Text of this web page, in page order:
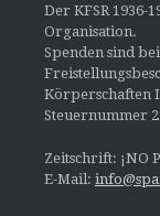
Der KFSR 1936-
Organisation.
Spenden sind
Körperschaften
Steuernummer
Zeitschrift: ¡NO
E-Mail: